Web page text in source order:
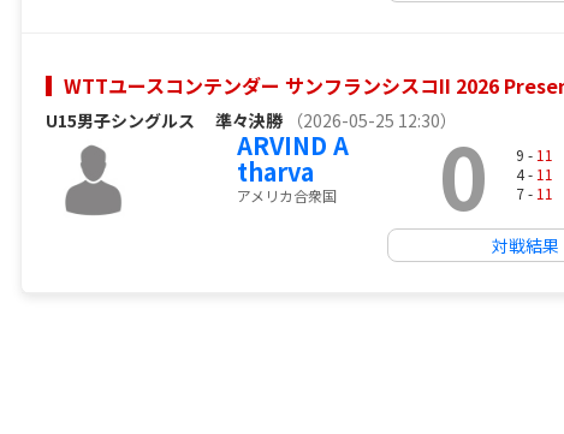
WTTユースコンテンダー サンフランシスコII 2026
U15男子シングルス 準々決勝 （2026-05-25 12:30）
ARVIND A
tharva
アメリカ合衆国 0 9 - 11
4 - 11
7 - 11
対戦結果